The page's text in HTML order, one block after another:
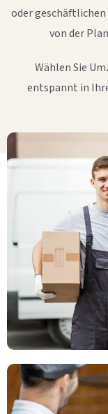
oder
von der
Wählen Sie
entspannt in